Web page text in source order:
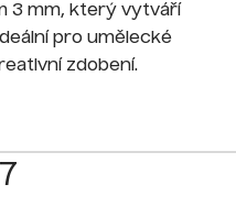
3 mm, který vytváří
pro umělecké
zdobení.